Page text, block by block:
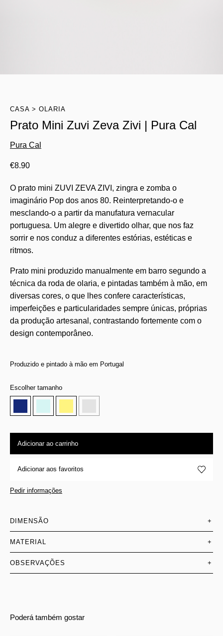
CASA OLARIA
Prato Mini Zuvi Zeva Zivi | Pura Cal
Pura Cal
€8.90
O prato mini ZUVI ZEVA ZIVI, zingra e zomba o
imaginário Pop dos anos 80. Reinterpretando-o e
mesclando-o a partir da manufatura vernacular
portuguesa. Um alegre e divertido olhar, que nos faz
sorrir e nos conduz a diferentes estórias, estéticas e
ritmos.
Prato mini produzido manualmente em barro segundo a
técnica da roda de olaria, e pintadas também à mão, em
diversas cores, o que lhes confere características,
imperfeições e particularidades sempre únicas, próprias
da produção artesanal, contrastando fortemente com o
design contemporâneo.
Produzido e pintado à mão em Portugal
Escolher tamanho
Adicionar ao carrinho
Adicionar aos favoritos
Pedir informações
DIMENSÃO +
MATERIAL +
OBSERVAÇÕES +
Poderá também gostar